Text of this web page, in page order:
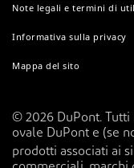
Note legali e termini di
Informativa sulla privacy
Mappa del sito
© 2026 DuPont.
ovale DuPont e (se
prodotti associati ai